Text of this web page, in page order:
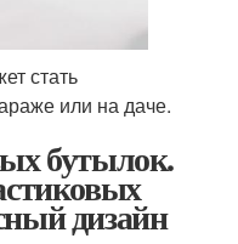
стать
или на даче.
бутылок.
дизайн